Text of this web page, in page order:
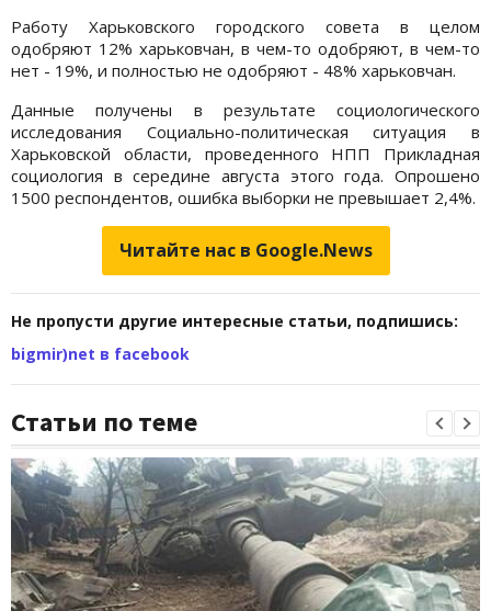
Работу Харьковского городского совета в целом
одобряют 12% харьковчан, в чем-то одобряют, в чем-то
нет - 19%, и полностью не одобряют - 48% харьковчан.
Данные получены в результате социологического
исследования Социально-политическая ситуация в
Харьковской области, проведенного НПП Прикладная
социология в середине августа этого года. Опрошено
1500 респондентов, ошибка выборки не превышает 2,4%.
Читайте нас в Google.News
Не пропусти другие интересные статьи, подпишись:
bigmir)net в facebook
Статьи по теме